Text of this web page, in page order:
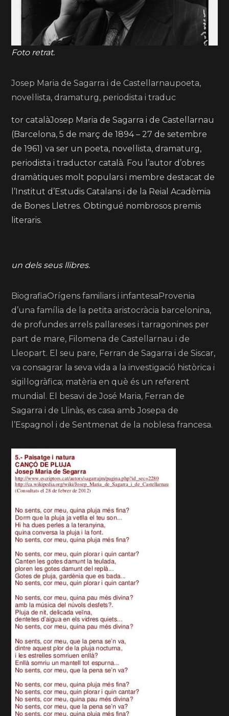
Foto retrat.
Josep Maria de Sagarra i de Castellarnaupoeta,
novel·lista, dramaturg, periodista i traduc
tor catalàJosep Maria de Sagarra i de Castellarnau
(Barcelona, 5 de març de 1894 – 27 de setembre
de 1961) va ser un poeta, novel·lista, dramaturg,
periodista i traductor català. Fou l’autor d’obres
dramàtiques molt populars i membre destacat de
l’Institut d’Estudis Catalans i de la Reial Acadèmia
de Bones Lletres. Obtingué nombrosos premis
literaris.
un dels seus llibres.
BiografiaOrígens familiars i infantesaProvenia
d’una família de la petita aristocràcia barcelonina,
de profundes arrels pallareses i tarragonines per
part de mare, Filomena de Castellarnau i de
Lleopart. El seu pare, Ferran de Sagarra i de Siscar,
va consagrar la seva vida a la investigació històrica i
sigil·logràfica; matèria en què és un referent
mundial. El besavi de José Maria, Ferran de
Sagarra i de Llinàs, es casa amb Josepa de
l’Espagnol i de Sentmenat de la noblesa francesa.